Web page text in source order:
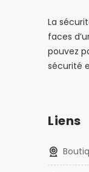
La
faces
pouvez
sécurité
Liens